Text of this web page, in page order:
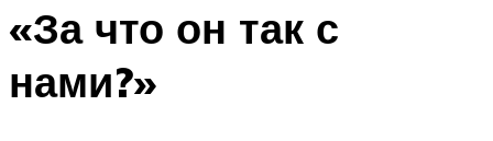
«За что он так с
нами?»